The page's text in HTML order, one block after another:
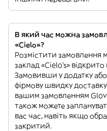
В який час можна
«Cielo»?
Розмістити замовлення
заклад «Cielo’s»
Замовивши у додатку
фірмову швидку
вашим замовленням
також можете
вас час, навіть якщо
закритий.